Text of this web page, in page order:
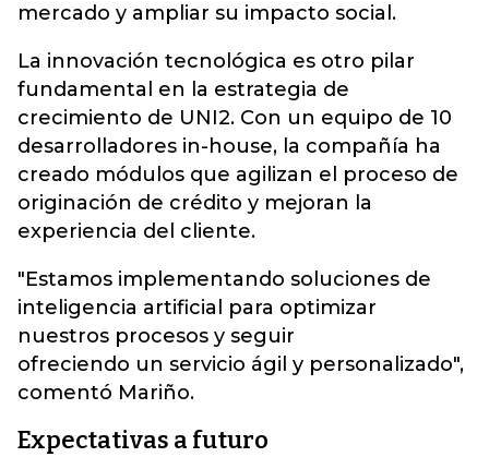
mercado y ampliar su impacto social.
La innovación tecnológica es otro pilar
fundamental en la estrategia de
crecimiento de UNI2. Con un equipo de 10
desarrolladores in-house, la compañía ha
creado módulos que agilizan el proceso de
originación de crédito y mejoran la
experiencia del cliente.
"Estamos implementando soluciones de
inteligencia artificial para optimizar
nuestros procesos y seguir
ofreciendo un servicio ágil y personalizado",
comentó Mariño.
Expectativas a futuro